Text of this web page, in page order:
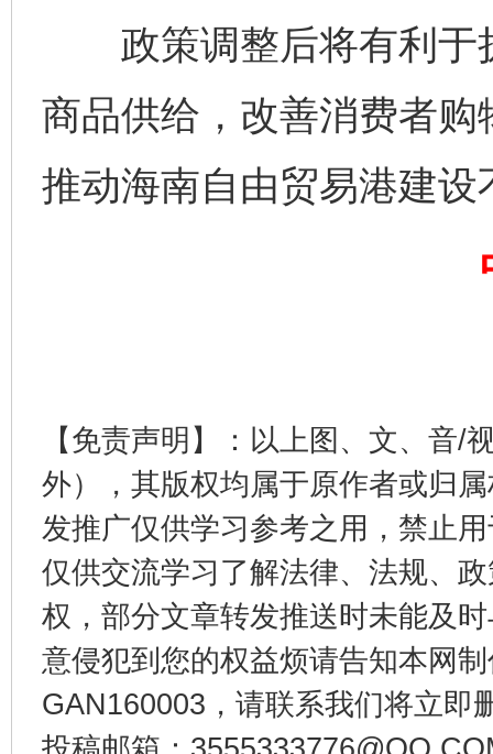
政策调整后将有利于
商品供给，改善消费者
推动海南自由贸易港建
【免责声明】：以上图、文、音/
外），其版权均属于原作者或归
发推广仅供学习参考之用，禁止
仅供交流学习了解法律、法规、
权，部分文章转发推送时未能及
意侵犯到您的权益烦请告知本网
GAN160003，请联系我们将立即
完善运行机制助力责任有效落实
东山县通报“牛蛙产品抗生素超标问题” 法
千年窑火 生生不息 一